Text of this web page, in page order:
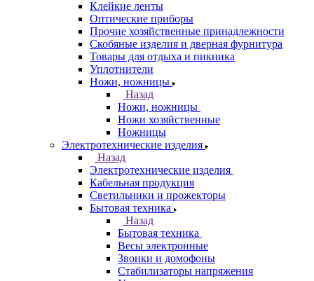
Клейкие ленты
Оптические приборы
Прочие хозяйственные принадлежности
Скобяные изделия и дверная фурнитура
Товары для отдыха и пикника
Уплотнители
Ножи, ножницы
Назад
Ножи, ножницы
Ножи хозяйственные
Ножницы
Электротехнические изделия
Назад
Электротехнические изделия
Кабельная продукция
Светильники и прожекторы
Бытовая техника
Назад
Бытовая техника
Весы электронные
Звонки и домофоны
Стабилизаторы напряжения